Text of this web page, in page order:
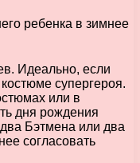
Идеально, если
супергероя.
или в
дня рождения
Бэтмена или два
согласовать